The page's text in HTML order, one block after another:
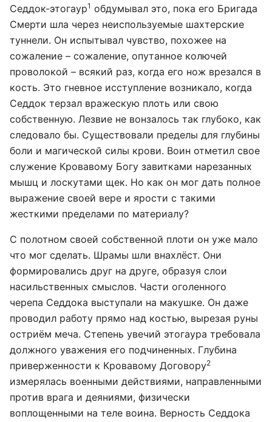
Седдок-этогаур1 обдумывал это, пока его Бригада
Смерти шла через неиспользуемые шахтерские
туннели. Он испытывал чувство, похожее на
сожаление – сожаление, опутанное колючей
проволокой – всякий раз, когда его нож врезался в
кость. Это гневное исступление возникало, когда
Седдок терзал вражескую плоть или свою
собственную. Лезвие не вонзалось так глубоко, как
следовало бы. Существовали пределы для глубины
боли и магической силы крови. Воин отметил свое
служение Кровавому Богу завитками нарезанных
мышц и лоскутами щек. Но как он мог дать полное
выражение своей вере и ярости с такими
жесткими пределами по материалу?
С полотном своей собственной плоти он уже мало
что мог сделать. Шрамы шли внахлёст. Они
формировались друг на друге, образуя слои
насильственных смыслов. Части оголенного
черепа Седдока выступали на макушке. Он даже
проводил работу прямо над костью, вырезая руны
остриём меча. Степень увечий этогаура требовала
должного уважения его подчиненных. Глубина
приверженности к Кровавому Договору2
измерялась военными действиями, направленными
против врага и деяниями, физически
воплощенными на теле воина. Верность Седдока